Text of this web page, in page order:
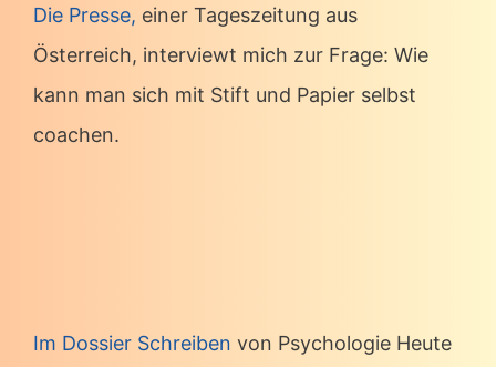
Die Presse, einer Tageszeitung aus
Österreich, interviewt mich zur Frage: Wie
kann man sich mit Stift und Papier selbst
coachen.
Im Dossier Schreiben von Psychologie Heute